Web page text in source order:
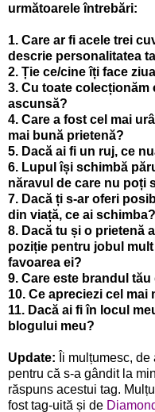
următoarele întrebări:
1. Care ar fi acele trei
descrie personalitatea
2. Ție ce/cine îți face
3. Cu toate colecționăm
ascunsă?
4. Care a fost cel mai
mai bună prietenă?
5. Dacă ai fi un ruj, ce
6. Lupul își schimbă
năravul de care nu poți
7. Dacă ți s-ar oferi
din viață, ce ai schimba?
8. Dacă tu și o prietenă
poziție pentru jobul
favoarea ei?
9. Care este brandul
10. Ce apreciezi cel mai
11. Dacă ai fi în locul
blogului meu?
Update: Îi mulțumesc,
pentru că s-a gândit la
răspuns acestui tag.
fost tag-uită și de